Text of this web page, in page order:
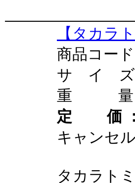
【タカラ
商品コー
サ イ ズ
重 量
定 価 ：
キャンセ
タカラト